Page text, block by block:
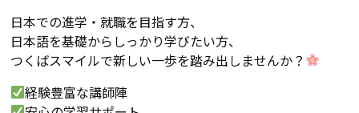
日本での進学・就職を目指す方、
日本語を基礎からしっかり学びたい方、
つくばスマイルで新しい一歩を踏み出しませんか？
経験豊富な講師陣